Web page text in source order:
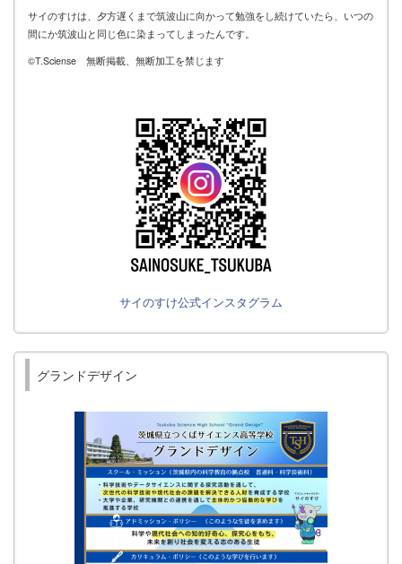
サイのすけは、夕方遅くまで筑波山に向かって勉強をし続けていたら、いつの
間にか筑波山と同じ色に染まってしまったんです。
©T.Sciense 無断掲載、無断加工を禁じます
サイのすけ公式インスタグラム
グランドデザイン